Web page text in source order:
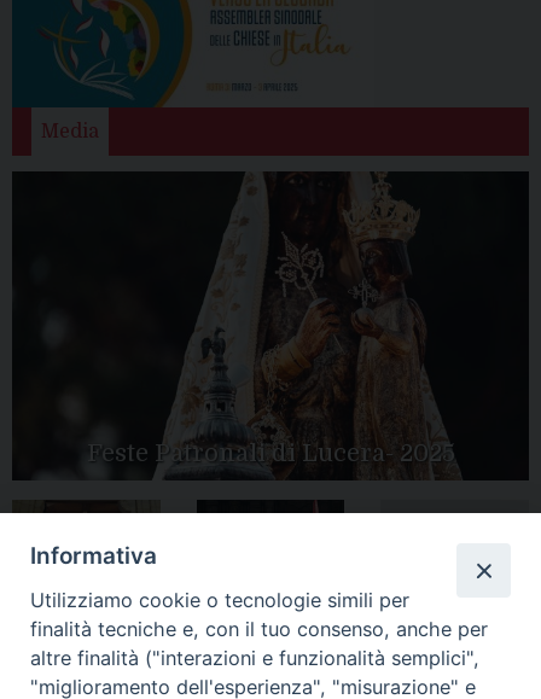
Media
Feste Patronali di Lucera- 2025
Apertura Anno
Giubilare 2025
Mariae in Diocesi
Tutte le gallery
Informativa
Utilizziamo cookie o tecnologie simili per
finalità tecniche e, con il tuo consenso, anche per
altre finalità ("interazioni e funzionalità semplici",
"miglioramento dell'esperienza", "misurazione" e